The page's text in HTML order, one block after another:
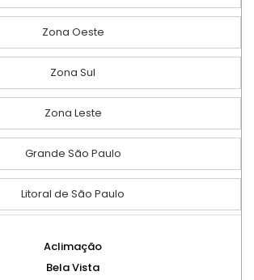
Zona Oeste
Zona Sul
Zona Leste
Grande São Paulo
Litoral de São Paulo
Aclimação
Bela Vista